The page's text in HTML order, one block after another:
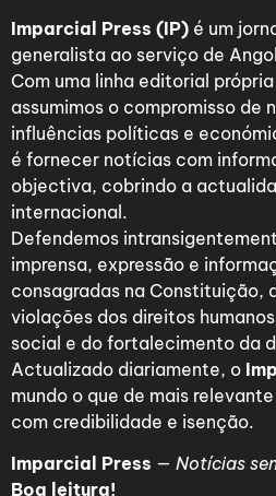
Imparcial Press (IP) é um
generalista ao serviço de
Com uma linha editorial
assumimos o compromisso de
influências políticas e
é fornecer notícias com
objectiva, cobrindo a
internacional.
Defendemos
imprensa, expressão e
consagradas na Constituição,
violações dos direitos
social e do fortalecimento da
Actualizado diariamente, o
mundo o que de mais
com credibilidade e isenção.
Imparcial Press — Notícias
Boa leitura!